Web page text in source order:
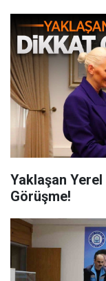
Yaklaşan
Görüşme!